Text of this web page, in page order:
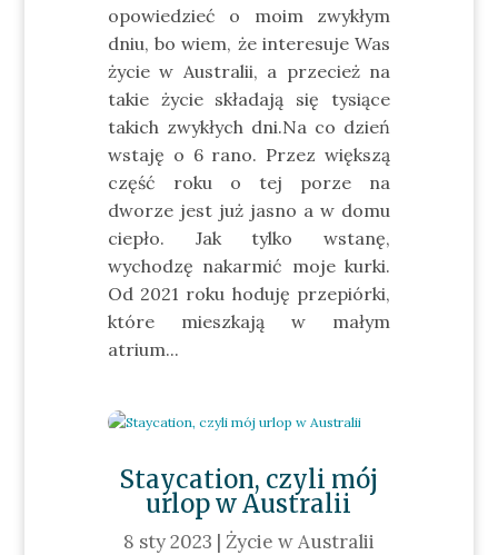
opowiedzieć o moim zwykłym
dniu, bo wiem, że interesuje Was
życie w Australii, a przecież na
takie życie składają się tysiące
takich zwykłych dni.Na co dzień
wstaję o 6 rano. Przez większą
część roku o tej porze na
dworze jest już jasno a w domu
ciepło. Jak tylko wstanę,
wychodzę nakarmić moje kurki.
Od 2021 roku hoduję przepiórki,
które mieszkają w małym
atrium...
Staycation, czyli mój
urlop w Australii
8 sty 2023 | Życie w Australii